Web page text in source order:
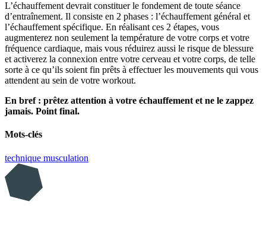
L’échauffement devrait constituer le fondement de toute séance
d’entraînement. Il consiste en 2 phases : l’échauffement général et
l’échauffement spécifique. En réalisant ces 2 étapes, vous
augmenterez non seulement la température de votre corps et votre
fréquence cardiaque, mais vous réduirez aussi le risque de blessure
et activerez la connexion entre votre cerveau et votre corps, de telle
sorte à ce qu’ils soient fin prêts à effectuer les mouvements qui vous
attendent au sein de votre workout.
En bref : prêtez attention à votre échauffement et ne le zappez
jamais. Point final.
Mots-clés
technique musculation